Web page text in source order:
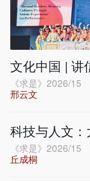
文化中国 | 讲
《求是》2026/15
邢云文
科技与人文
《求是》2026/15
丘成桐